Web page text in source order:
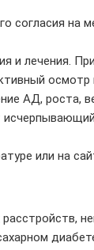
на
и лечения.
осмотр
АД, роста,
или на